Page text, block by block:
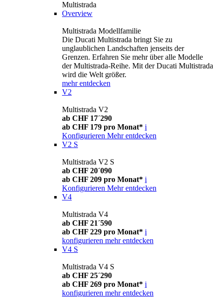
Multistrada
Overview
Multistrada Modellfamilie
Die Ducati Multistrada bringt Sie zu
unglaublichen Landschaften jenseits der
Grenzen. Erfahren Sie mehr über alle Modelle
der Multistrada-Reihe. Mit der Ducati Multistrada
wird die Welt größer.
mehr entdecken
V2
Multistrada V2
ab CHF 17´290
ab CHF 179 pro Monat* i
Konfigurieren Mehr entdecken
V2 S
Multistrada V2 S
ab CHF 20´090
ab CHF 209 pro Monat* i
Konfigurieren Mehr entdecken
V4
Multistrada V4
ab CHF 21´590
ab CHF 229 pro Monat* i
konfigurieren mehr entdecken
V4 S
Multistrada V4 S
ab CHF 25´290
ab CHF 269 pro Monat* i
konfigurieren mehr entdecken